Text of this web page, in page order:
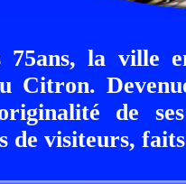
75ans, la ville
Citron.
de
de visiteurs,